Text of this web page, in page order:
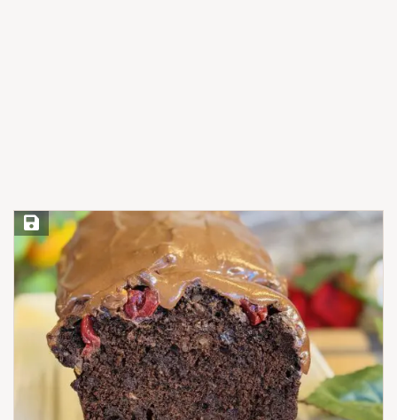
Save Recipe